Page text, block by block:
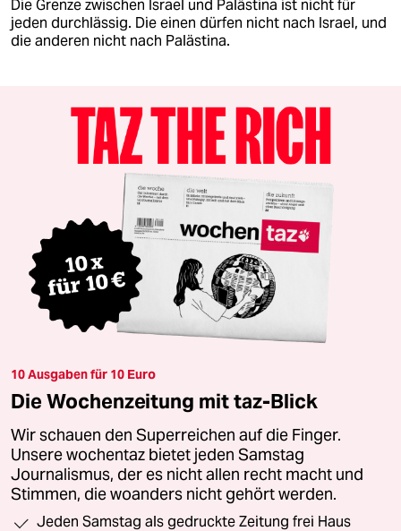
Die Grenze zwischen Israel und Palästina ist nicht für
jeden durchlässig. Die einen dürfen nicht nach Israel, und
die anderen nicht nach Palästina.
10 Ausgaben für 10 Euro
Die Wochenzeitung mit taz-Blick
Wir schauen den Superreichen auf die Finger.
Unsere wochentaz bietet jeden Samstag
Journalismus, der es nicht allen recht macht und
Stimmen, die woanders nicht gehört werden.
Jeden Samstag als gedruckte Zeitung frei Haus